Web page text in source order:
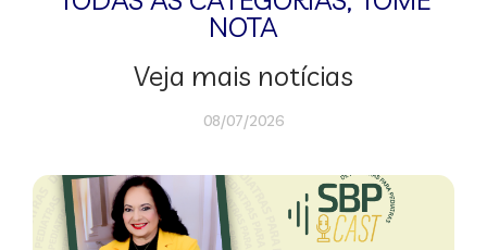
NOTA
Veja mais notícias
08/07/2026